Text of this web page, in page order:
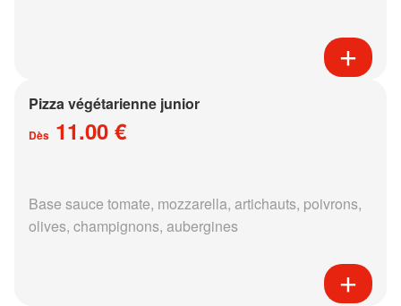
Pizza végétarienne junior
Dès 11.00 €
Base sauce tomate, mozzarella, artichauts, poivrons,
olives, champignons, aubergines